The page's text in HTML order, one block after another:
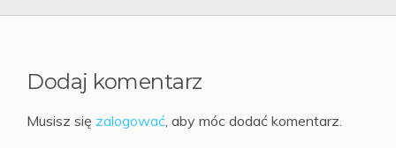
Dodaj komentarz
Musisz się zalogować , aby móc dodać komentarz.